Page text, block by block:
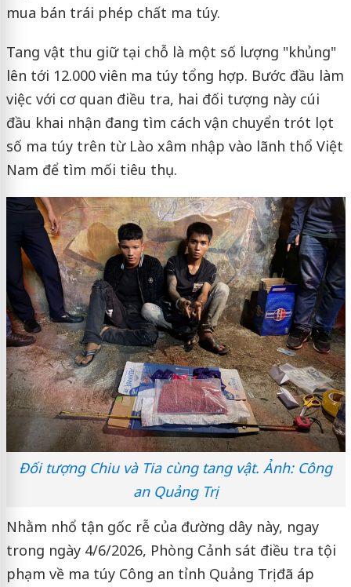
mua bán trái phép chất ma túy.
Tang vật thu giữ tại chỗ là một số lượng "khủng"
lên tới 12.000 viên ma túy tổng hợp. Bước đầu làm
việc với cơ quan điều tra, hai đối tượng này cúi
đầu khai nhận đang tìm cách vận chuyển trót lọt
số ma túy trên từ Lào xâm nhập vào lãnh thổ Việt
Nam để tìm mối tiêu thụ.
Đối tượng Chiu và Tia cùng tang vật. Ảnh: Công
an Quảng Trị
Nhằm nhổ tận gốc rễ của đường dây này, ngay
trong ngày 4/6/2026, Phòng Cảnh sát điều tra tội
phạm về ma túy Công an tỉnh Quảng Trị đã áp